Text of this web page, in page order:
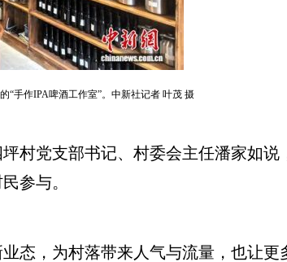
“手作IPA啤酒工作室”。中新社记者 叶茂 摄
党支部书记、村委会主任潘家如说
参与。
，为村落带来人气与流量，也让更